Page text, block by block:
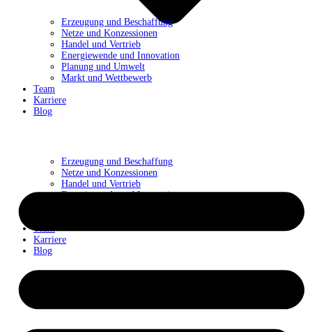
Erzeugung und Beschaffung
Netze und Konzessionen
Handel und Vertrieb
Energiewende und Innovation
Team
Karriere
Blog
Erzeugung und Beschaffung
Netze und Konzessionen
Handel und Vertrieb
Energiewende und Innovation
Planung und Umwelt
Markt und Wettbewerb
Team
Karriere
Blog